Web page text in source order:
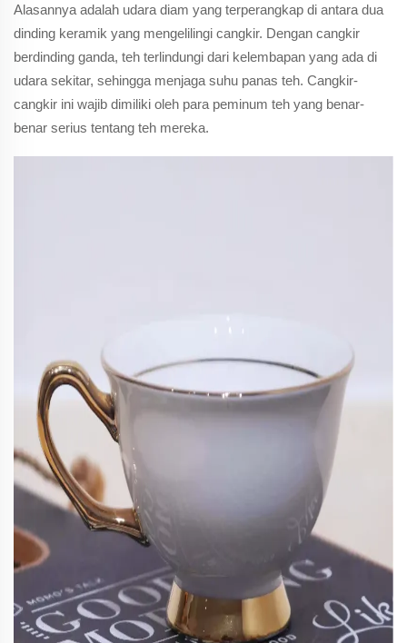
Alasannya adalah udara diam yang terperangkap di antara dua
dinding keramik yang mengelilingi cangkir. Dengan cangkir
berdinding ganda, teh terlindungi dari kelembapan yang ada di
udara sekitar, sehingga menjaga suhu panas teh. Cangkir-
cangkir ini wajib dimiliki oleh para peminum teh yang benar-
benar serius tentang teh mereka.